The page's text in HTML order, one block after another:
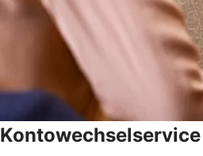
Kontowechselservice